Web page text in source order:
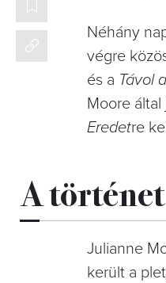
Néhány
végre
és a Távol
Moore
Eredetre
A történet
Julianne
került a